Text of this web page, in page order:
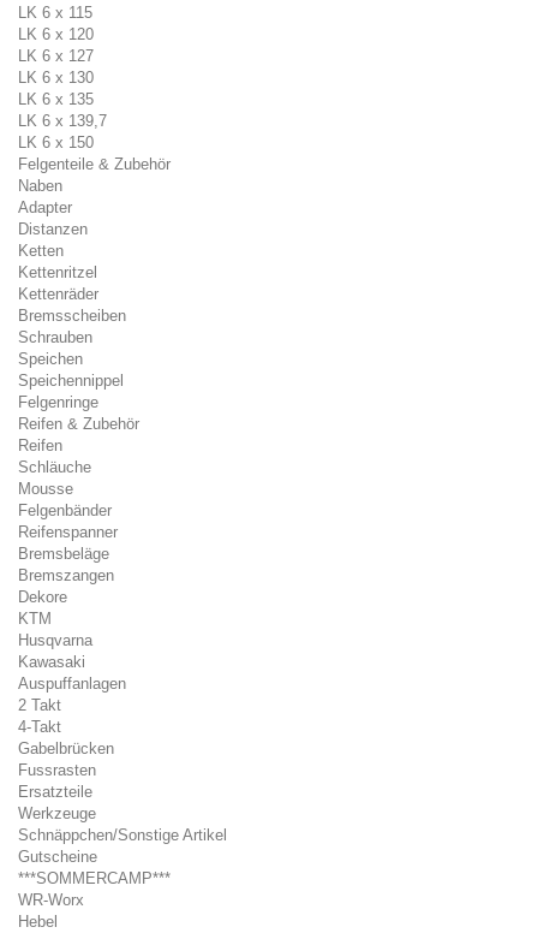
LK 6 x 115
LK 6 x 120
LK 6 x 127
LK 6 x 130
LK 6 x 135
LK 6 x 139,7
LK 6 x 150
Felgenteile & Zubehör
Naben
Adapter
Distanzen
Ketten
Kettenritzel
Kettenräder
Bremsscheiben
Schrauben
Speichen
Speichennippel
Felgenringe
Reifen & Zubehör
Reifen
Schläuche
Mousse
Felgenbänder
Reifenspanner
Bremsbeläge
Bremszangen
Dekore
KTM
Husqvarna
Kawasaki
Auspuffanlagen
2 Takt
4-Takt
Gabelbrücken
Fussrasten
Ersatzteile
Werkzeuge
Schnäppchen/Sonstige Artikel
Gutscheine
***SOMMERCAMP***
WR-Worx
Hebel